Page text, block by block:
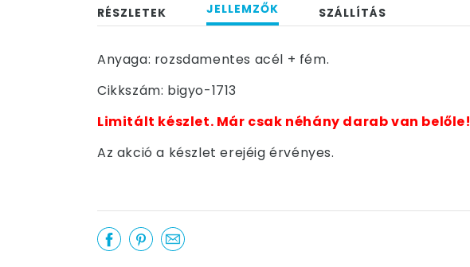
RÉSZLETEK JELLEMZŐK SZÁLLÍTÁS
Anyaga: rozsdamentes acél + fém.
Cikkszám: bigyo-1713
Limitált készlet. Már csak néhány darab van belőle!
Az akció a készlet erejéig érvényes.